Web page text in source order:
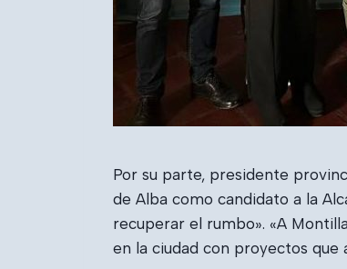
Por su parte, presidente
de Alba como candidato a la
recuperar el rumbo». «A
en la ciudad con proyectos que